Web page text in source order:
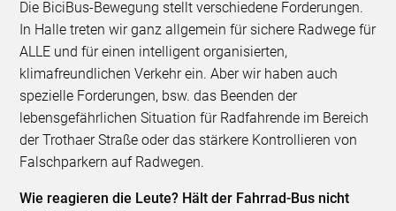
Die BiciBus-Bewegung stellt verschiedene Forderungen.
In Halle treten wir ganz allgemein für sichere Radwege für
ALLE und für einen intelligent organisierten,
klimafreundlichen Verkehr ein. Aber wir haben auch
spezielle Forderungen, bsw. das Beenden der
lebensgefährlichen Situation für Radfahrende im Bereich
der Trothaer Straße oder das stärkere Kontrollieren von
Falschparkern auf Radwegen.
Wie reagieren die Leute? Hält der Fahrrad-Bus nicht